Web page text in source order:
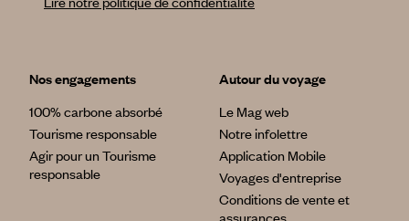
Nos engagements
100% carbone absorbé
Tourisme responsable
Agir pour un Tourisme
responsable
Autour du voyage
Le Mag web
Notre infolettre
Application Mobile
Voyages d'entreprise
Conditions de vente et
assurances